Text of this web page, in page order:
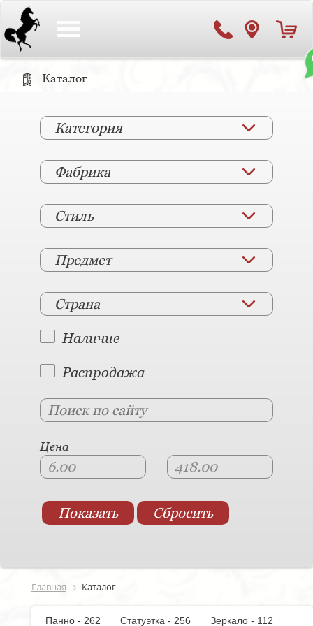
Каталог
Категория
Фабрика
Стиль
Предмет
Страна
Наличие
Распродажа
Цена
Главная Каталог
Панно - 262 Статуэтка - 256
Зеркало - 112